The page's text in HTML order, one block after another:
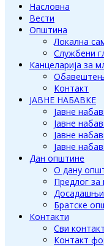
Насловна
Вести
Општина
Локална
Службени
Канцеларија за
Контакт
ЈАВНЕ НАБАВКЕ
Јавне
Јавне
Јавне
Јавне
Дан општине
О дану
Предлог за
Братске
Контакти
Сви
Контакт